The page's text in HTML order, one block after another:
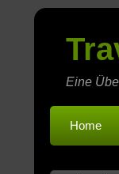
Eine
Home